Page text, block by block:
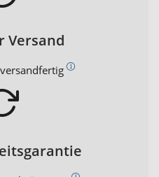
Versand